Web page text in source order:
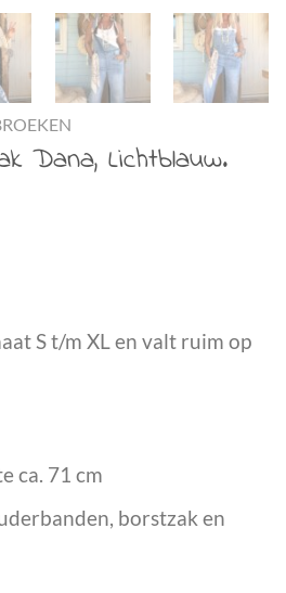
Dana, Lichtblauw.
S t/m XL en valt ruim op
ca. 71 cm
borstzak en